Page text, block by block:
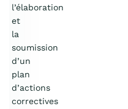
l’élaboration
et
la
soumission
d’un
plan
d’actions
correctives